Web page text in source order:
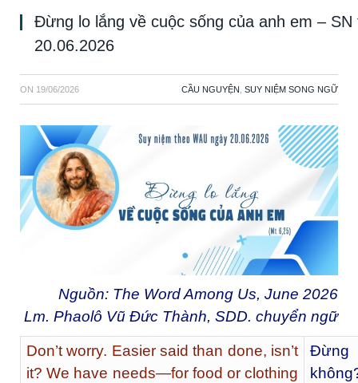
Đừng lo lắng về cuộc sống của anh em – SN
20.06.2026
ON 19/06/2026 CẦU NGUYỆN SUY NIỆM SONG NGỮ
Nguồn: The Word Among Us, June 2026
Lm. Phaolô Vũ Đức Thành, SDD. chuyển ngữ
Don’t worry. Easier said than done, isn’t
it? We have needs—for food or clothing
Đừng